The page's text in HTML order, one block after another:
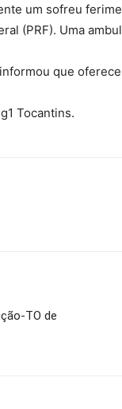
um sofreu
(PRF). Uma
que
Tocantins.
TO de